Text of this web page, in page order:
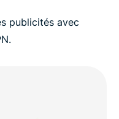
publicités avec